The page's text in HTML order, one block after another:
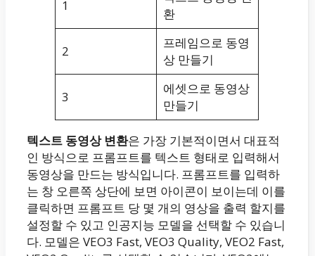
1
환
2
프레임으로 동영
상 만들기
3
에셋으로 동영상
만들기
텍스트 동영상 변환은 가장 기본적이면서 대표적
인 방식으로 프롬프트를 텍스트 형태로 입력해서
동영상을 만드는 방식입니다. 프롬프트를 입력하
는 창 오른쪽 상단에 보면 아이콘이 보이는데 이를
클릭하면 프롬프트 당 몇 개의 영상을 출력 할지를
설정할 수 있고 인공지능 모델을 선택할 수 있습니
다. 모델은 VEO3 Fast, VEO3 Quality, VEO2 Fast,